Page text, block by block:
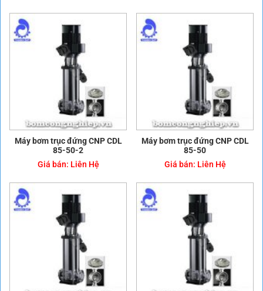
Máy bơm trục đứng CNP CDL
85-50-2
Giá bán: Liên Hệ
Máy bơm trục đứng CNP CDL
85-50
Giá bán: Liên Hệ